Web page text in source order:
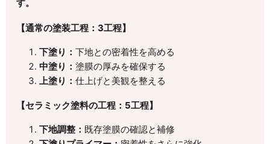
す。
【通常の塗装工程：3工程】
下塗り： 下地との密着性を高める
中塗り： 塗膜の厚みを確保する
上塗り： 仕上げと美観を整える
【セラミック塗料の工程：5工程】
下地調整： 既存塗膜の確認と補修